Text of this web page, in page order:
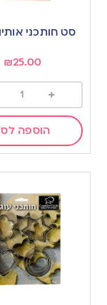
סט חותכני
₪25.00
+
הוספה